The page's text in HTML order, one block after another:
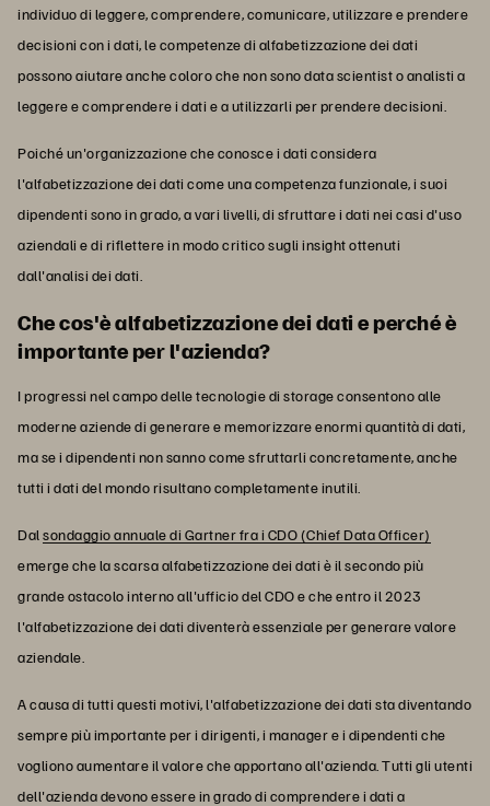
individuo di leggere, comprendere, comunicare, utilizzare e prendere
decisioni con i dati, le competenze di alfabetizzazione dei dati
possono aiutare anche coloro che non sono data scientist o analisti a
leggere e comprendere i dati e a utilizzarli per prendere decisioni.
Poiché un'organizzazione che conosce i dati considera
l'alfabetizzazione dei dati come una competenza funzionale, i suoi
dipendenti sono in grado, a vari livelli, di sfruttare i dati nei casi d'uso
aziendali e di riflettere in modo critico sugli insight ottenuti
dall'analisi dei dati.
Che cos'è alfabetizzazione dei dati e perché è
importante per l'azienda?
I progressi nel campo delle tecnologie di storage consentono alle
moderne aziende di generare e memorizzare enormi quantità di dati,
ma se i dipendenti non sanno come sfruttarli concretamente, anche
tutti i dati del mondo risultano completamente inutili.
Dalsondaggio annuale di Gartner fra i CDO (Chief Data Officer)
emerge che la scarsa alfabetizzazione dei dati è il secondo più
grande ostacolo interno all'ufficio del CDO e che entro il 2023
l'alfabetizzazione dei dati diventerà essenziale per generare valore
aziendale.
A causa di tutti questi motivi, l'alfabetizzazione dei dati sta diventando
sempre più importante per i dirigenti, i manager e i dipendenti che
vogliono aumentare il valore che apportano all'azienda. Tutti gli utenti
dell'azienda devono essere in grado di comprendere i dati a